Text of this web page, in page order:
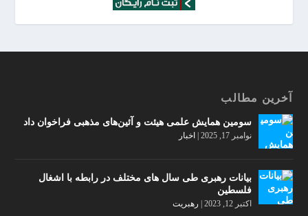
آخرین مطالب
سومین همایش علمی هیئت و آئین‌های مذهبی فراخوان داد
نوامبر 17, 2025 اخبار
بیانات رهبری طی سال های مختلف در رابطه با اشغال
فلسطین
اکتبر 12, 2023 رهبریت